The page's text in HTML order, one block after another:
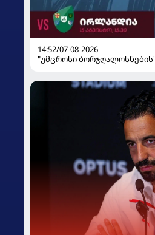
14:52/07-08-2026
"უმცროსი